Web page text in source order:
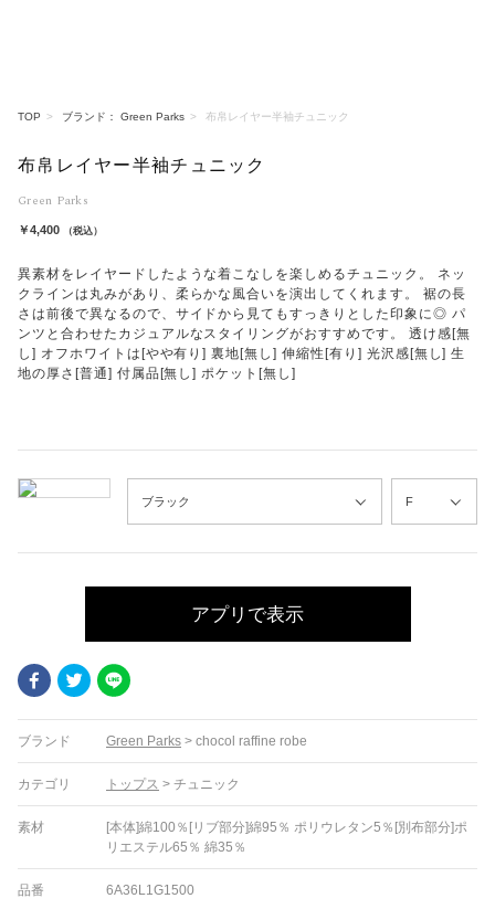
TOP ブランド： Green Parks 布帛レイヤー半袖チュニック
布帛レイヤー半袖チュニック
Green Parks
￥4,400 （税込）
異素材をレイヤードしたような着こなしを楽しめるチュニック。 ネッ
クラインは丸みがあり、柔らかな風合いを演出してくれます。 裾の長
さは前後で異なるので、サイドから見てもすっきりとした印象に◎ パ
ンツと合わせたカジュアルなスタイリングがおすすめです。 透け感[無
し] オフホワイトは[やや有り] 裏地[無し] 伸縮性[有り] 光沢感[無し] 生
地の厚さ[普通] 付属品[無し] ポケット[無し]
アプリで表示
FacebookTwitter
ブランド Green Parks > chocol raffine robe
カテゴリ トップス > チュニック
素材
[本体]綿100％[リブ部分]綿95％ ポリウレタン5％[別布部分]ポ
リエステル65％ 綿35％
品番 6A36L1G1500